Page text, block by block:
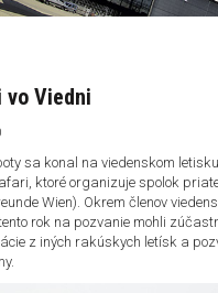
vo Viedni
sa konal na viedenskom
ktoré organizuje spolok
Wien). Okrem členov
rok na pozvanie mohli
z iných rakúskych letísk a